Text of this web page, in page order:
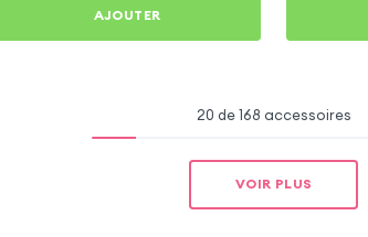
AJOUTER
20 de 168 accessoires
VOIR PLUS